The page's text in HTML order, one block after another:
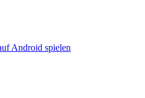
Android spielen